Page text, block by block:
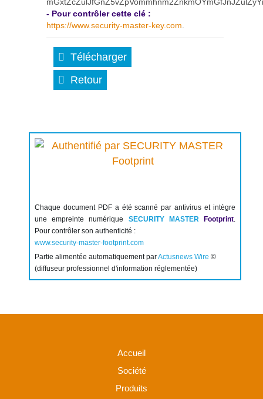
- Pour contrôler cette clé :
https://www.security-master-key.com
Télécharger
Retour
Chaque document PDF a été scanné par antivirus et intègre
une empreinte numérique SECURITY MASTER Footprint
Pour contrôler son authenticité :
www.security-master-footprint.com
Partie alimentée automatiquement parActusnews Wire ©
(diffuseur professionnel d'information réglementée)
Accueil
Société
Produits